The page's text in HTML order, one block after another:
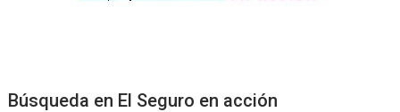
Búsqueda en El Seguro en acción